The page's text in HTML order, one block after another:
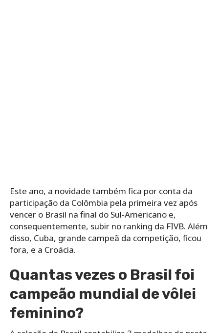
Este ano, a novidade também fica por conta da
participação da Colômbia pela primeira vez após
vencer o Brasil na final do Sul-Americano e,
consequentemente, subir no ranking da FIVB. Além
disso, Cuba, grande campeã da competição, ficou
fora, e a Croácia.
Quantas vezes o Brasil foi
campeão mundial de vôlei
feminino?